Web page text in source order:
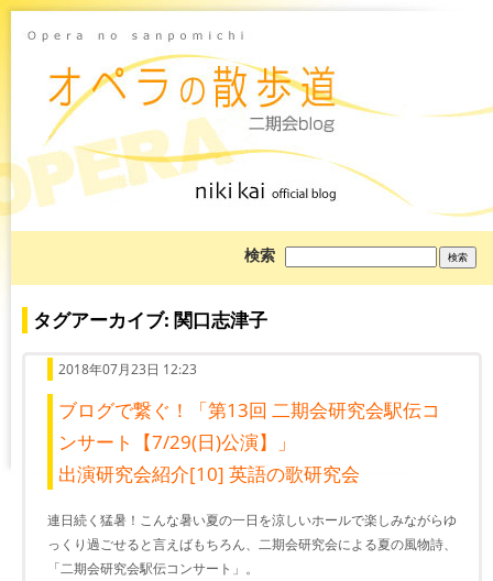
検索
を
タグアーカイブ: 関口志津子
2018年07月23日 12:23
ブログで繋ぐ！「第13回 二期会研究会駅伝コ
ンサート【7/29(日)公演】」
出演研究会紹介[10] 英語の歌研究会
連日続く猛暑！こんな暑い夏の一日を涼しいホールで楽しみながらゆ
っくり過ごせると言えばもちろん、二期会研究会による夏の風物詩、
「二期会研究会駅伝コンサート」。